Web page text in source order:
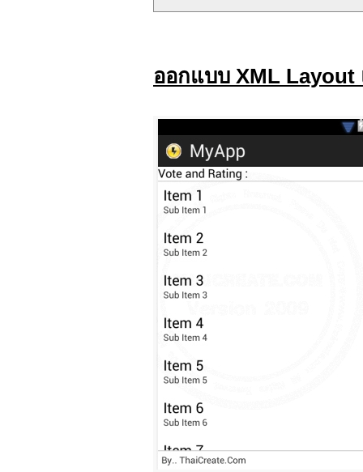
ออกแบบ XML Layout